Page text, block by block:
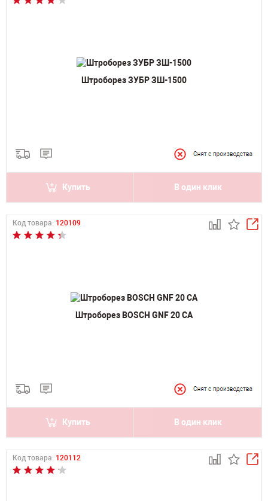
Штроборез ЗУБР ЗШ-1500
Купить В один клик
Код товара: 120109
Штроборез BOSCH GNF 20 CA
Купить В один клик
Код товара: 120112